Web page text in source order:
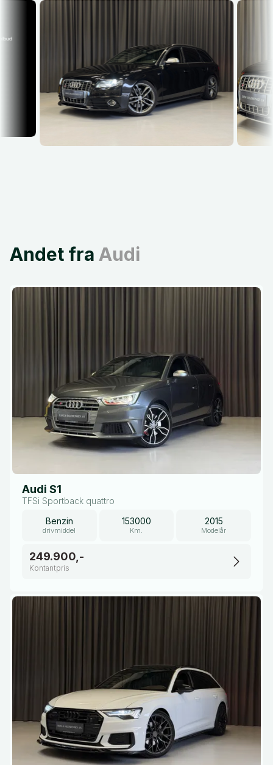
Andet fra Audi
Audi S1
TFSi Sportback quattro
Benzin
drivmiddel
153000
Km.
2015
Modelår
249.900,-
Kontantpris